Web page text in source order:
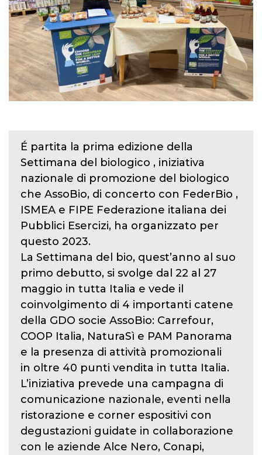
É partita la prima edizione della
Settimana del biologico , iniziativa
nazionale di promozione del biologico
che AssoBio, di concerto con FederBio ,
ISMEA e FIPE Federazione italiana dei
Pubblici Esercizi, ha organizzato per
questo 2023.
La Settimana del bio, quest’anno al suo
primo debutto, si svolge dal 22 al 27
maggio in tutta Italia e vede il
coinvolgimento di 4 importanti catene
della GDO socie AssoBio: Carrefour,
COOP Italia, NaturaSì e PAM Panorama
e la presenza di attività promozionali
in oltre 40 punti vendita in tutta Italia.
L’iniziativa prevede una campagna di
comunicazione nazionale, eventi nella
ristorazione e corner espositivi con
degustazioni guidate in collaborazione
con le aziende Alce Nero, Conapi,